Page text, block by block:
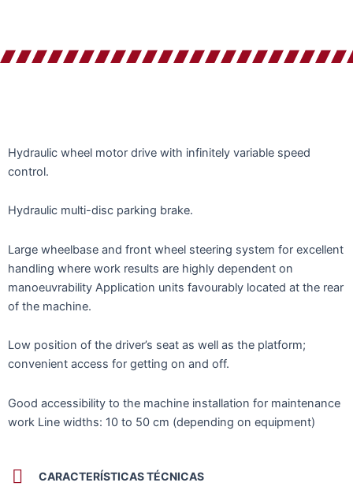
Hydraulic wheel motor drive with infinitely variable speed
control.
Hydraulic multi-disc parking brake.
Large wheelbase and front wheel steering system for excellent
handling where work results are highly dependent on
manoeuvrability Application units favourably located at the rear
of the machine.
Low position of the driver’s seat as well as the platform;
convenient access for getting on and off.
Good accessibility to the machine installation for maintenance
work Line widths: 10 to 50 cm (depending on equipment)
CARACTERÍSTICAS TÉCNICAS